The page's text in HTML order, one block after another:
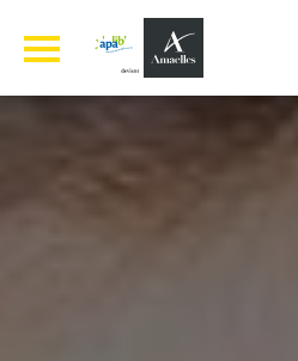
Panneau de gestion des cookies